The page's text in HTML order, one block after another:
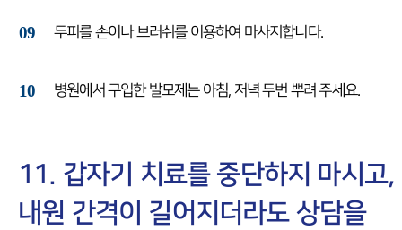
09 두피를 손이나 브러쉬를 이용하여 마사지합니다.
10 병원에서 구입한 발모제는 아침, 저녁 두번 뿌려 주세요.
11. 갑자기 치료를 중단하지 마시고,
내원 간격이 길어지더라도 상담을